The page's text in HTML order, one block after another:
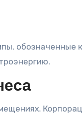
обозначенные